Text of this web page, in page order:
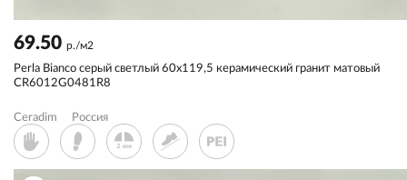
69.50 р./м2
Perla Bianco серый светлый 60x119,5 керамический гранит матовый
CR6012G0481R8
Ceradim Россия